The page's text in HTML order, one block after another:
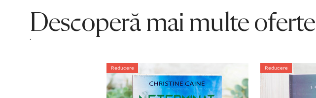
Descoperă mai multe oferte
.
Reducere Reducere